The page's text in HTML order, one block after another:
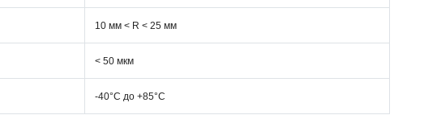
10 мм < R < 25 мм
< 50 мкм
-40°C дo +85°C